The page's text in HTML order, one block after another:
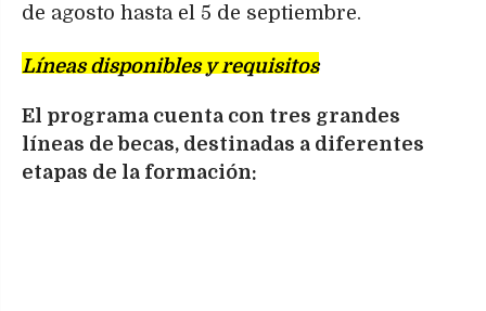
de agosto hasta el 5 de septiembre.
Líneas disponibles y requisitos
El programa cuenta con tres grandes
líneas de becas, destinadas a diferentes
etapas de la formación: